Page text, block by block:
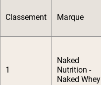
Classement Marque
1
Naked
Nutrition -
Naked Whey